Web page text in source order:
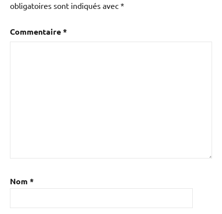
obligatoires sont indiqués avec *
Commentaire*
Nom *